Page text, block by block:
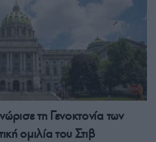
τη Γενοκτονία των
ομιλία του Στιβ